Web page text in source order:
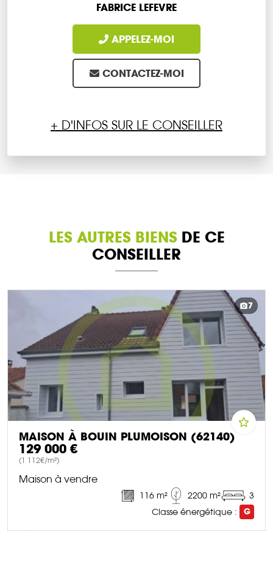
FABRICE LEFEVRE
APPELEZ-MOI
CONTACTEZ-MOI
+ D'INFOS SUR LE CONSEILLER
LES AUTRES BIENSDE CE
CONSEILLER
7
MAISON À BOUIN PLUMOISON (62140)
129 000 €
(1 112€/m²)
Maison à vendre
116 m² 2200 m²
3
Classe énergétique :
G